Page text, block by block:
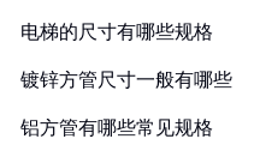
电梯的尺寸有哪些规格
镀锌方管尺寸一般有哪些
铝方管有哪些常见规格